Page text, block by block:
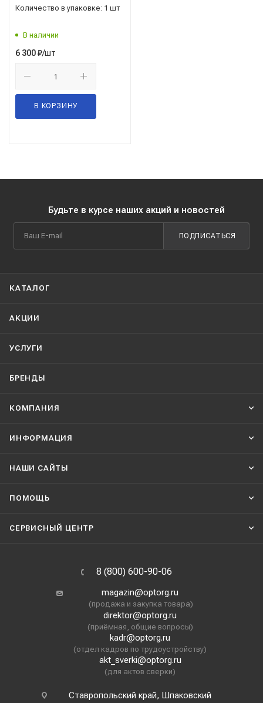
28354
Количество в упаковке: 1 шт
В наличии
6 300₽/шт
В КОРЗИНУ
Будьте в курсе наших акций и новостей
ПОДПИСАТЬСЯ
КАТАЛОГ
АКЦИИ
УСЛУГИ
БРЕНДЫ
КОМПАНИЯ
ИНФОРМАЦИЯ
НАШИ CАЙТЫ
ПОМОЩЬ
СЕРВИСНЫЙ ЦЕНТР
8 (800) 600-90-06
magazin@optorg.ru
(продажа и закупка товара)
direktor@optorg.ru
(приёмная, общие вопросы)
kadr@optorg.ru
(отдел кадров по трудоустройству)
akt_sverki@optorg.ru
(для актов сверки)
Ставропольский край, Шпаковский